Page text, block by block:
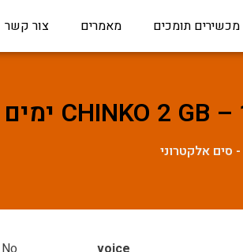
מאמרים צור קשר